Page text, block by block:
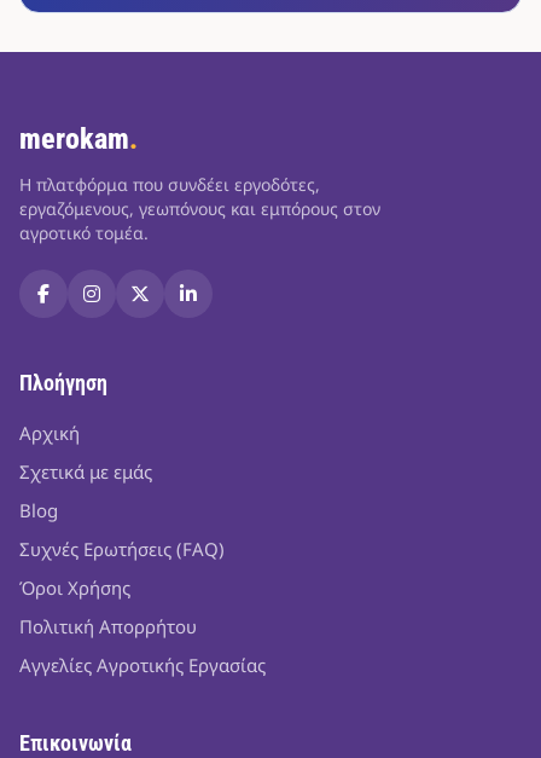
merokam.
Η πλατφόρμα που συνδέει εργοδότες,
εργαζόμενους, γεωπόνους και εμπόρους στον
αγροτικό τομέα.
Πλοήγηση
Αρχική
Σχετικά με εμάς
Blog
Συχνές Ερωτήσεις (FAQ)
Όροι Χρήσης
Πολιτική Απορρήτου
Αγγελίες Αγροτικής Εργασίας
Επικοινωνία